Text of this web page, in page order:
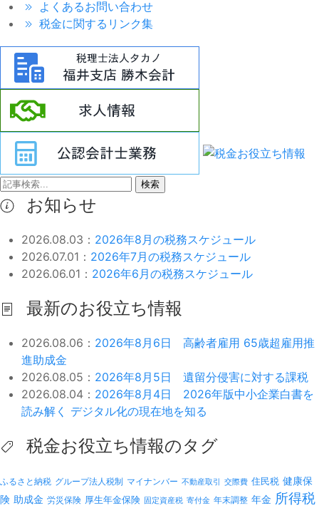
よくあるお問い合わせ
税金に関するリンク集
検索
お知らせ
2026.08.03： 2026年8月の税務スケジュール
2026.07.01： 2026年7月の税務スケジュール
2026.06.01： 2026年6月の税務スケジュール
最新のお役立ち情報
2026.08.06： 2026年8月6日 高齢者雇用 65歳超雇用推
進助成金
2026.08.05： 2026年8月5日 遺留分侵害に対する課税
2026.08.04： 2026年8月4日 2026年版中小企業白書を
読み解く デジタル化の現在地を知る
税金お役立ち情報のタグ
ふるさと納税 グループ法人税制 マイナンバー 不動産取引 交際費 住民税 健康保
険 助成金 労災保険 厚生年金保険 固定資産税 寄付金 年末調整 年金 所得税